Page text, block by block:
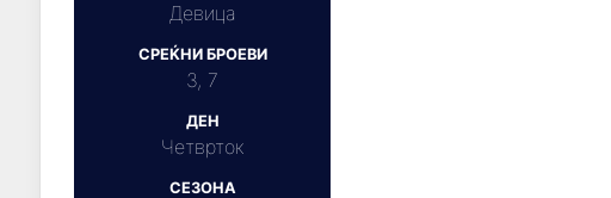
Девица
СРЕЌНИ БРОЕВИ
3, 7
ДЕН
Четврток
СЕЗОНА